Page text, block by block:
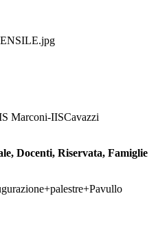
Marconi-IISCavazzi
Docenti, Riservata, Famiglie